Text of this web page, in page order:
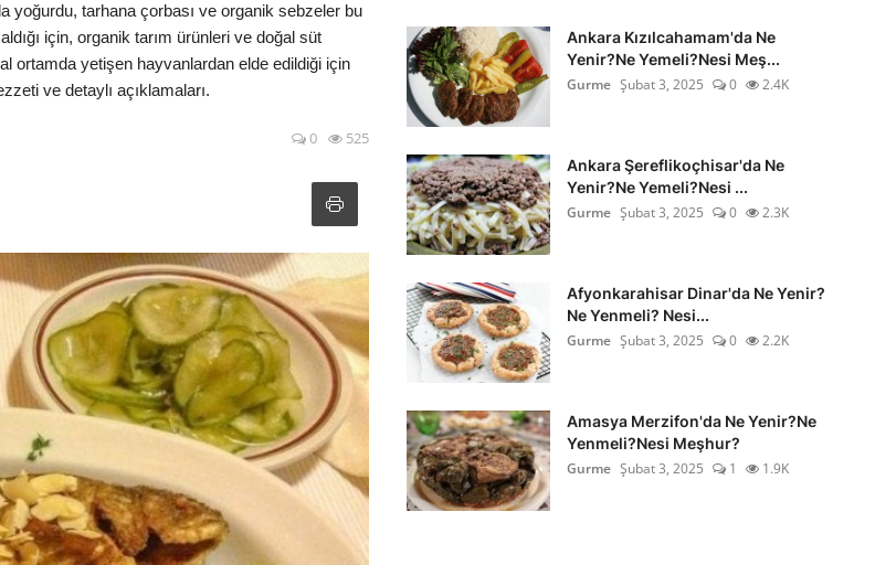
yoğurdu, tarhana çorbası ve organik sebzeler bu
için, organik tarım ürünleri ve doğal süt
ortamda yetişen hayvanlardan elde edildiği için
ve detaylı açıklamaları.
0 525
Ankara Kızılcahamam'da Ne
Yenir?Ne Yemeli?Nesi Meş...
Gurme Şubat 3, 2025 0 2.4K
Ankara Şereflikoçhisar'da Ne
Yenir?Ne Yemeli?Nesi ...
Gurme Şubat 3, 2025 0 2.3K
Afyonkarahisar Dinar'da Ne Yenir?
Ne Yenmeli? Nesi...
Gurme Şubat 3, 2025 0 2.2K
Amasya Merzifon'da Ne Yenir?Ne
Yenmeli?Nesi Meşhur?
Gurme Şubat 3, 2025 1 1.9K